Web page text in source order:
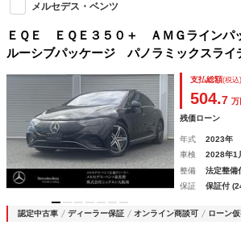
メルセデス・ベンツ
ＥＱＥ ＥＱＥ３５０＋ ＡＭＧラインパ
ルーシブパッケージ パノラミックスラ
ナジャイジングパッケージ エアバラン
クスルステアリング ブルメスター レー
ケージ 認中２年保証
支払総額(税込)
504.7 万
残価ローン
年式 2023年
車検
2028年1
整備
法定整備
保証
保証付
認定中古車 ディーラー保証 オンライン商談可 ローン